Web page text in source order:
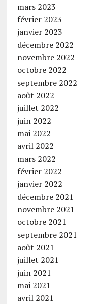
mars 2023
février 2023
janvier 2023
décembre 2022
novembre 2022
octobre 2022
septembre 2022
août 2022
juillet 2022
juin 2022
mai 2022
avril 2022
mars 2022
février 2022
janvier 2022
décembre 2021
novembre 2021
octobre 2021
septembre 2021
août 2021
juillet 2021
juin 2021
mai 2021
avril 2021